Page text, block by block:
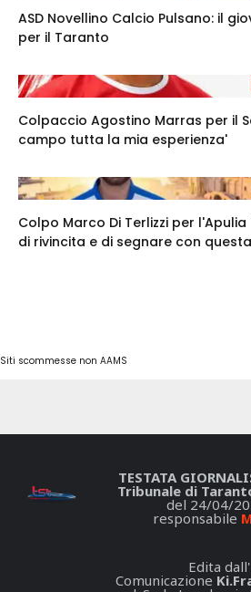
ASD Novellino Calcio Pulsano: il
per il Taranto
Colpaccio Agostino Marras per il
campo tutta la mia esperienza'
Colpo Marco Di Terlizzi per
di rivincita e di segnare con
Siti scommesse non AAMS
TESTATA
Tribunale di
del 24/04/
responsabile
Edita
Comunicazione